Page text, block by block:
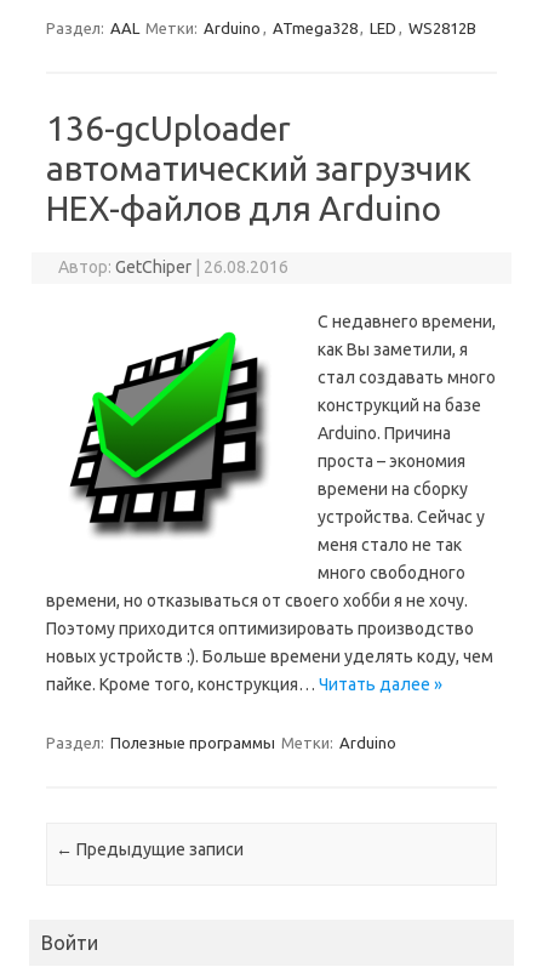
Раздел: AAL Метки: Arduino , ATmega328, LED , WS2812B
136-gcUploader
автоматический загрузчик
HEX-файлов для Arduino
Автор:GetChiper 26.08.2016
С недавнего времени,
как Вы заметили, я
стал создавать много
конструкций на базе
Arduino. Причина
проста – экономия
времени на сборку
устройства. Сейчас у
меня стало не так
много свободного
времени, но отказываться от своего хобби я не хочу.
Поэтому приходится оптимизировать производство
новых устройств :). Больше времени уделять коду, чем
пайке. Кроме того, конструкция… Читать далее »
Раздел: Полезные программы Метки: Arduino
Навигация по записям
← Предыдущие записи
Войти